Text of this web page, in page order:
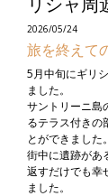
2026/05/24
旅を終えて
5月中旬にギリ
ました。
サントリーニ島
るテラス付きの
とができました
街中に遺跡があ
返すだけでも幸
ました。